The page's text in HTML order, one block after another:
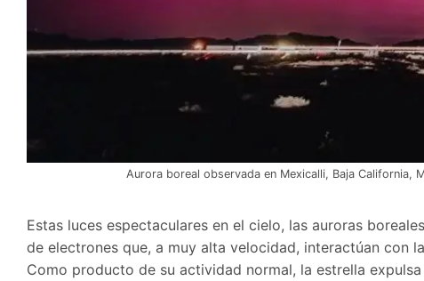
Aurora boreal observada en Mexicalli, Baja California,
Estas luces espectaculares en el cielo, las auroras
de electrones que, a muy alta velocidad, interactúan con
Como producto de su actividad normal, la estrella